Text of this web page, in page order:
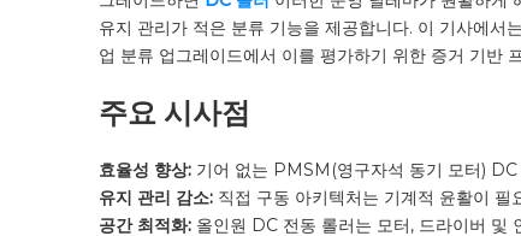
유지 관리가 적은 분류 기능을 제공합니다. 이 기사에서
업 분류 업그레이드에서 이를 평가하기 위한 증거 기반
주요 시사점
효율성 향상: 기어 없는 PMSM(영구자석 동기 모터)
유지 관리 감소: 직접 구동 아키텍처는 기계적 윤활이
공간 최적화: 올인원 DC 전동 롤러는 모터, 드라이버 및